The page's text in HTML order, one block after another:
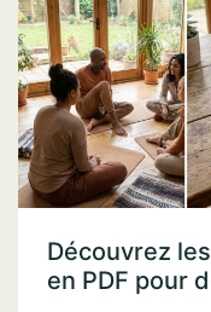
Découvrez
en PDF pour